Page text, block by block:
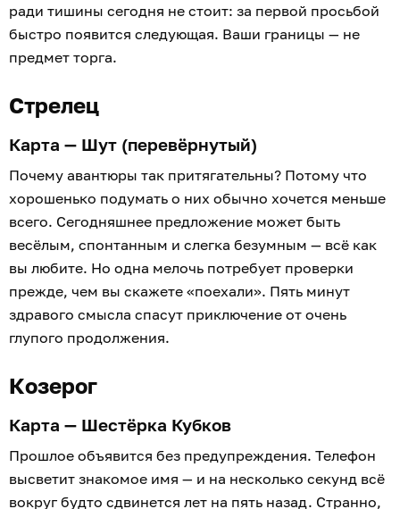
ради тишины сегодня не стоит: за первой просьбой
быстро появится следующая. Ваши границы — не
предмет торга.
Стрелец
Карта — Шут (перевёрнутый)
Почему авантюры так притягательны? Потому что
хорошенько подумать о них обычно хочется меньше
всего. Сегодняшнее предложение может быть
весёлым, спонтанным и слегка безумным — всё как
вы любите. Но одна мелочь потребует проверки
прежде, чем вы скажете «поехали». Пять минут
здравого смысла спасут приключение от очень
глупого продолжения.
Козерог
Карта — Шестёрка Кубков
Прошлое объявится без предупреждения. Телефон
высветит знакомое имя — и на несколько секунд всё
вокруг будто сдвинется лет на пять назад. Странно,